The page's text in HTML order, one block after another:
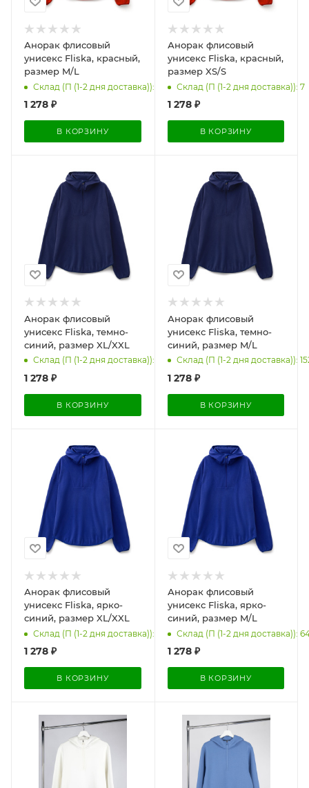
Анорак флисовый
унисекс Fliska, красный,
размер M/L
Склад (П (1-2 дня доставка)): 66
1 278 ₽
В КОРЗИНУ
Анорак флисовый
унисекс Fliska, красный,
размер XS/S
Склад (П (1-2 дня доставка)): 7
1 278₽
В КОРЗИНУ
Анорак флисовый
унисекс Fliska, темно-
синий, размер XL/XXL
Склад (П (1-2 дня доставка)): 102
1 278 ₽
В КОРЗИНУ
Анорак флисовый
унисекс Fliska, темно-
синий, размер M/L
Склад (П (1-2 дня доставка)):
1 278₽
В КОРЗИНУ
Анорак флисовый
унисекс Fliska, ярко-
синий, размер XL/XXL
Склад (П (1-2 дня доставка)): 55
1 278 ₽
В КОРЗИНУ
Анорак флисовый
унисекс Fliska, ярко-
синий, размер M/L
Склад (П (1-2 дня доставка)):
1 278₽
В КОРЗИНУ